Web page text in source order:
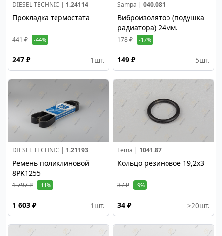
DIESEL TECHNIC | 1.24114
Прокладка термостата
441 ₽ -44%
247 ₽ 1 шт.
Sampa | 040.081
Виброизолятор (подушка
радиатора) 24мм.
178 ₽ -17%
149 ₽ 5шт.
DIESEL TECHNIC | 1.21193
Ремень поликлиновой
8PK1255
1 797 ₽ -11%
1 603 ₽ 1 шт.
Lema | 1041.87
Кольцо резиновое 19,2x3
37 ₽ -9%
34 ₽ >20шт.